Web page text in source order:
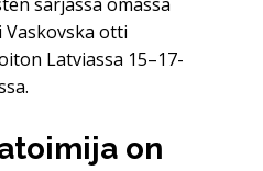
Vaskovska otti
Latviassa 15–17-
on